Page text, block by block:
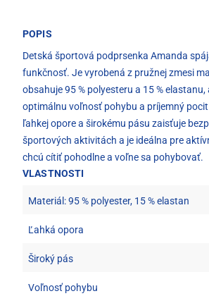
POPIS
Detská športová podprsenka Amanda
funkčnosť. Je vyrobená z pružnej zmesi
obsahuje 95 % polyesteru a 15 % elastanu,
optimálnu voľnosť pohybu a príjemný
ľahkej opore a širokému pásu zaisťuje
športových aktivitách a je ideálna pre
chcú cítiť pohodlne a voľne sa pohybovať.
VLASTNOSTI
Materiál: 95 % polyester, 15 % elastan
Ľahká opora
Široký pás
Voľnosť pohybu